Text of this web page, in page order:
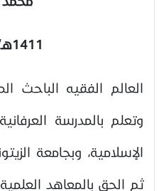
1411هـ/1991م
العالم الفقيه الباحث
وتعلم بالمدرسة
الإسلامية، وبجامعة
ثم الحق بالمعاهد